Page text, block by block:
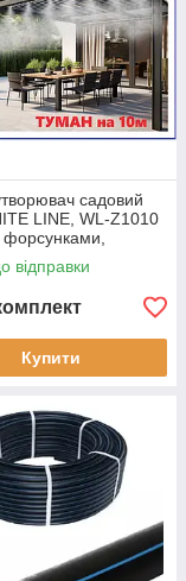
садовий
LINE, WL-Z1010
форсунками,
відправки
Купити